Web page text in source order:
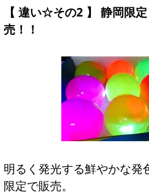
【 違い☆その2 】 静岡限
売！！
明るく発光する鮮やかな発
限定で販売。